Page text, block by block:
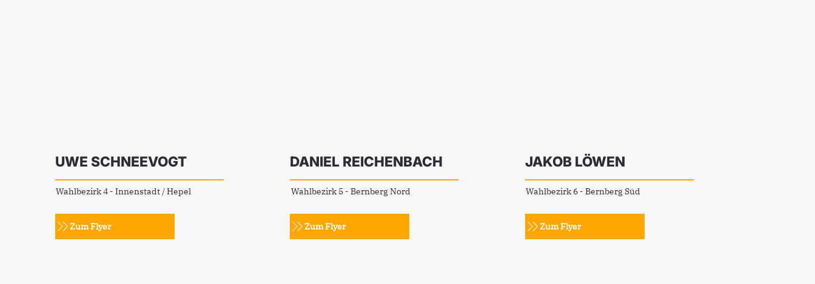
Zum Flyer
UWE SCHNEEVOGT
Wahlbezirk 4 - Innenstadt / Hepel
Zum Flyer
DANIEL REICHENBACH
Wahlbezirk 5 - Bernberg Nord
Zum Flyer
JAKOB LÖWEN
Wahlbezirk 6 - Bernberg Süd